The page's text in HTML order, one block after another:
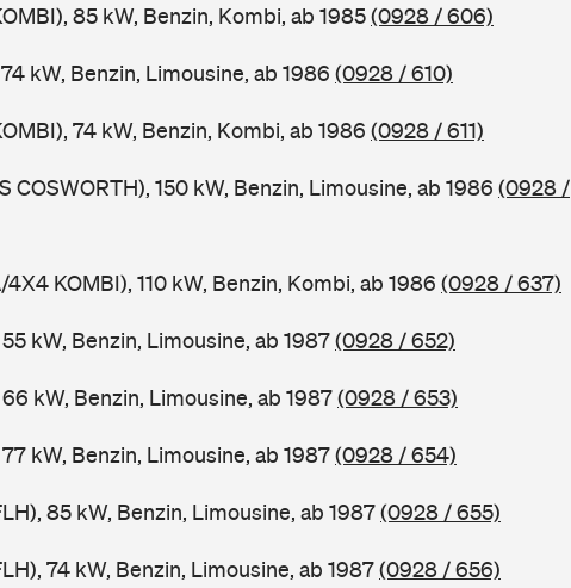
85 kW, Benzin, Kombi, ab 1985(0928 / 606)
kW, Benzin, Limousine, ab 1986 (0928 / 610)
74 kW, Benzin, Kombi, ab 1986 (0928 / 611)
COSWORTH), 150 kW, Benzin, Limousine, ab 1986 (0928 /
KOMBI), 110 kW, Benzin, Kombi, ab 1986 (0928 / 637)
kW, Benzin, Limousine, ab 1987(0928 / 652)
kW, Benzin, Limousine, ab 1987(0928 / 653)
kW, Benzin, Limousine, ab 1987(0928 / 654)
85 kW, Benzin, Limousine, ab 1987(0928 / 655)
74 kW, Benzin, Limousine, ab 1987(0928 / 656)